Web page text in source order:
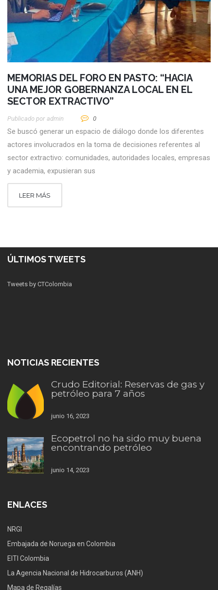
MEMORIAS DEL FORO EN PASTO: “HACIA
UNA MEJOR GOBERNANZA LOCAL EN EL
SECTOR EXTRACTIVO”
Publicado por Admin 0
Se buscó generar un espacio de diálogo donde los diferentes
actores involucrados en la toma de decisiones referentes al
sector extractivo: comunidades, autoridades locales, empresas
y academia, expusieran sus
LEER MÁS
ÚLTIMOS TWEETS
Tweets by CTColombia
NOTICIAS RECIENTES
Crudo Editorial: Reservas de gas y
petróleo para 7 años
junio 16, 2023
Ecopetrol no ha sido muy buena
encontrando petróleo
junio 14, 2023
ENLACES
NRGI
Embajada de Noruega en Colombia
EITI Colombia
La Agencia Nacional de Hidrocarburos (ANH)
Mapa de Regalías